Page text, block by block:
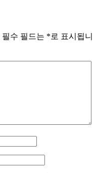
필수 필드는 *로 표시됩니